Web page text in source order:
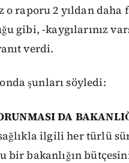
o raporu 2 yıldan
gibi, -kaygılarınız
verdi.
şunları söyledi:
DA
ilgili her türlü
bakanlığın